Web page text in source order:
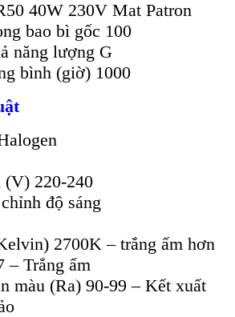
40W 230V Mat Patron
bao bì gốc 100
năng lượng G
bình (giờ) 1000
(V) 220-240
độ sáng
2700K – trắng ấm hơn
– Trắng ấm
màu (Ra) 90-99 – Kết xuất